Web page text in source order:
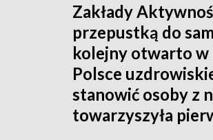
Zakłady
przepustką do
kolejny otwarto w
Polsce
stanowić osoby z
towarzyszyła